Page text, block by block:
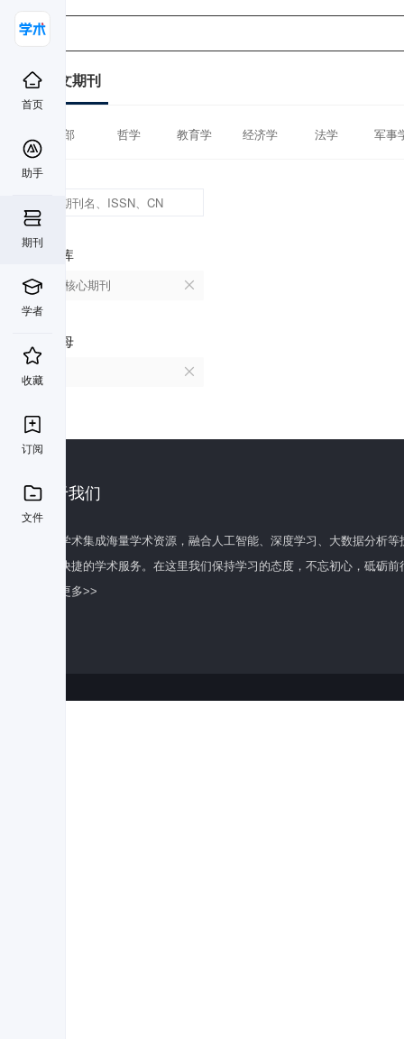
首页
助手
期刊
学者
收藏
订阅
文件
中文期刊
全部 哲学 教育学 经济学 法学 军事
数据库
北大核心期刊
首字母
关于我们
百度学术集成海量学术资源，融合人工智能、深度学习、大数据分析
全面快捷的学术服务。在这里我们保持学习的态度，不忘初心，砥砺前
了解更多>>